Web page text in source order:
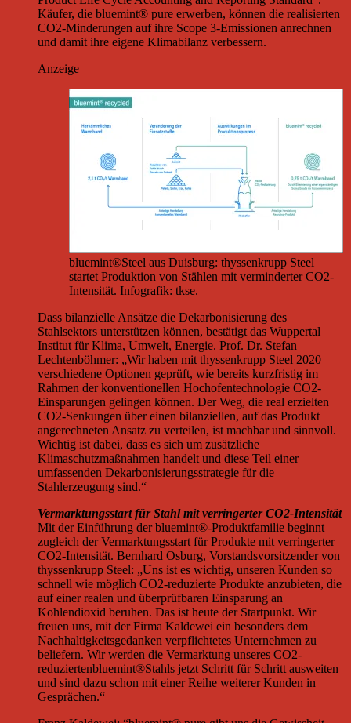
Käufer, die bluemint® pure erwerben, können die realisierten
CO2-Minderungen auf ihre Scope 3-Emissionen anrechnen
und damit ihre eigene Klimabilanz verbessern.
Anzeige
bluemint®Steel aus Duisburg: thyssenkrupp Steel
startet Produktion von Stählen mit verminderter CO2-
Intensität. Infografik: tkse.
Dass bilanzielle Ansätze die Dekarbonisierung des
Stahlsektors unterstützen können, bestätigt das Wuppertal
Institut für Klima, Umwelt, Energie. Prof. Dr. Stefan
Lechtenböhmer: „Wir haben mit thyssenkrupp Steel 2020
verschiedene Optionen geprüft, wie bereits kurzfristig im
Rahmen der konventionellen Hochofentechnologie CO2-
Einsparungen gelingen können. Der Weg, die real erzielten
CO2-Senkungen über einen bilanziellen, auf das Produkt
angerechneten Ansatz zu verteilen, ist machbar und sinnvoll.
Wichtig ist dabei, dass es sich um zusätzliche
Klimaschutzmaßnahmen handelt und diese Teil einer
umfassenden Dekarbonisierungsstrategie für die
Stahlerzeugung sind.“
Vermarktungsstart für Stahl mit verringerter CO2-Intensität
Mit der Einführung der bluemint®-Produktfamilie beginnt
zugleich der Vermarktungsstart für Produkte mit verringerter
CO2-Intensität. Bernhard Osburg, Vorstandsvorsitzender von
thyssenkrupp Steel: „Uns ist es wichtig, unseren Kunden so
schnell wie möglich CO2-reduzierte Produkte anzubieten, die
auf einer realen und überprüfbaren Einsparung an
Kohlendioxid beruhen. Das ist heute der Startpunkt. Wir
freuen uns, mit der Firma Kaldewei ein besonders dem
Nachhaltigkeitsgedanken verpflichtetes Unternehmen zu
beliefern. Wir werden die Vermarktung unseres CO2-
reduziertenbluemint®Stahls jetzt Schritt für Schritt ausweiten
und sind dazu schon mit einer Reihe weiterer Kunden in
Gesprächen.“